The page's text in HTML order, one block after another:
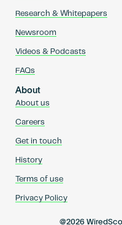
Research & Whitepapers
Newsroom
Videos & Podcasts
FAQs
About
About us
Careers
Get in touch
History
Terms of use
Privacy Policy
@2026